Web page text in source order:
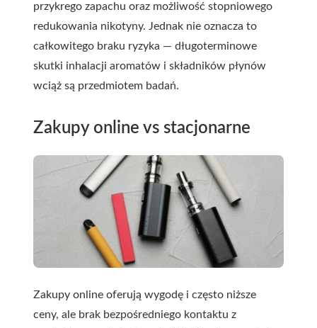
przykrego zapachu oraz możliwość stopniowego
redukowania nikotyny. Jednak nie oznacza to
całkowitego braku ryzyka — długoterminowe
skutki inhalacji aromatów i składników płynów
wciąż są przedmiotem badań.
Zakupy online vs stacjonarne
Zakupy online oferują wygodę i często niższe
ceny, ale brak bezpośredniego kontaktu z